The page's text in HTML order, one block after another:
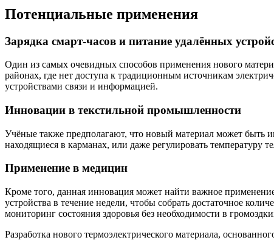
Потенциальные применения
Зарядка смарт-часов и питание удалённых
Один из самых очевидных способов применения нового
районах, где нет доступа к традиционным источникам
устройствами связи и информацией.
Инновации в текстильной промышленности
Учёные также предполагают, что новый материал может быть
находящиеся в карманах, или даже регулировать температуру
Применение в медицин
Кроме того, данная инновация может найти важное
устройства в течение недели, чтобы собрать достаточное
мониторинг состояния здоровья без необходимости в
Разработка нового термоэлектрического материала,